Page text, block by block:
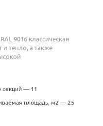
9016 классическая
тепло, а также
секций — 11
площадь, м2 — 25